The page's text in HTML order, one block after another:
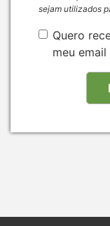
sejam utilizados
Quero
meu email